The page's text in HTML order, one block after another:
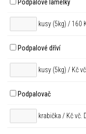
Podpalové lamelky
kusy (5kg) / 160
Podpalové dříví
kusy (5kg) / Kč
Podpalovač
krabička / Kč vč.